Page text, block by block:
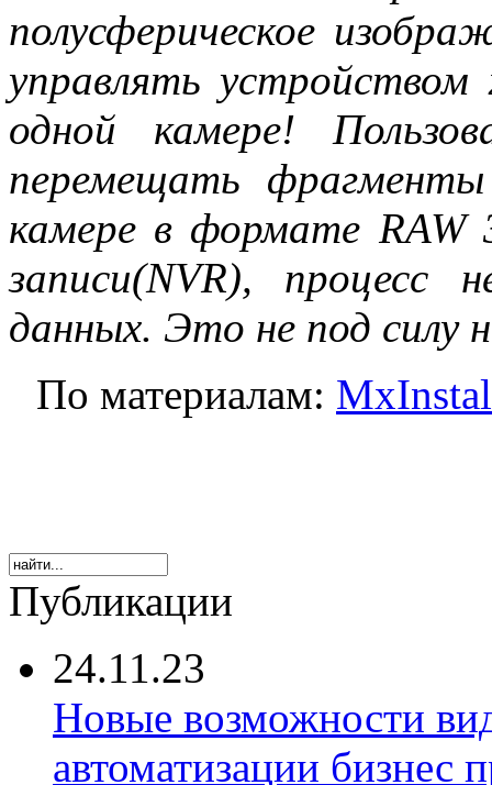
полусферическое
управлять
одной камере!
перемещать
камере в формате RAW
записи(NVR), процесс
данных. Это не под силу
По материалам:
Публикации
24.11.23
Новые возможности
автоматизации бизнес